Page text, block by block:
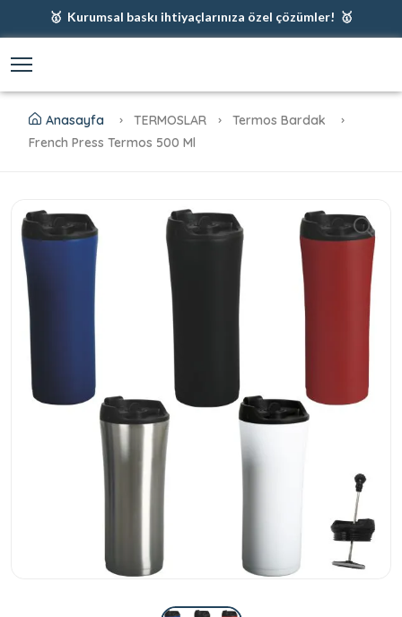
🥇 Kurumsal baskı ihtiyaçlarınıza özel çözümler! 🥇
🥇 Fiyatlarımıza baskı ve kargo dahildir! 🥇
Anasayfa TERMOSLAR
Termos Bardak
French Press Termos 500 Ml